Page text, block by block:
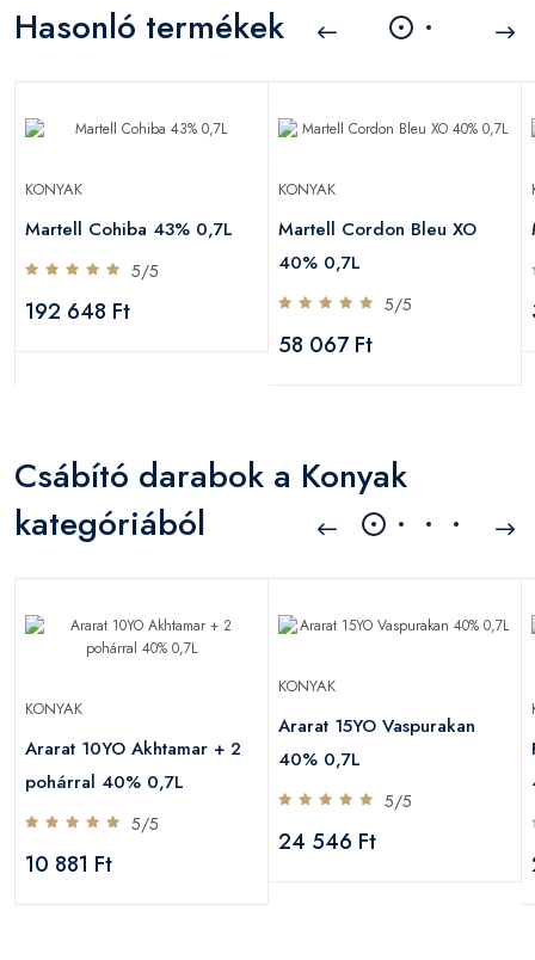
Hasonló termékek
KONYAK
Martell Cohiba 43% 0,7L
5/5
192 648 Ft
KONYAK
Martell Cordon Bleu XO
40% 0,7L
5/5
58 067 Ft
Csábító darabok a Konyak
kategóriából
KONYAK
Ararat 10YO Akhtamar + 2
pohárral 40% 0,7L
5/5
10 881 Ft
KONYAK
Ararat 15YO Vaspurakan
40% 0,7L
5/5
24 546 Ft